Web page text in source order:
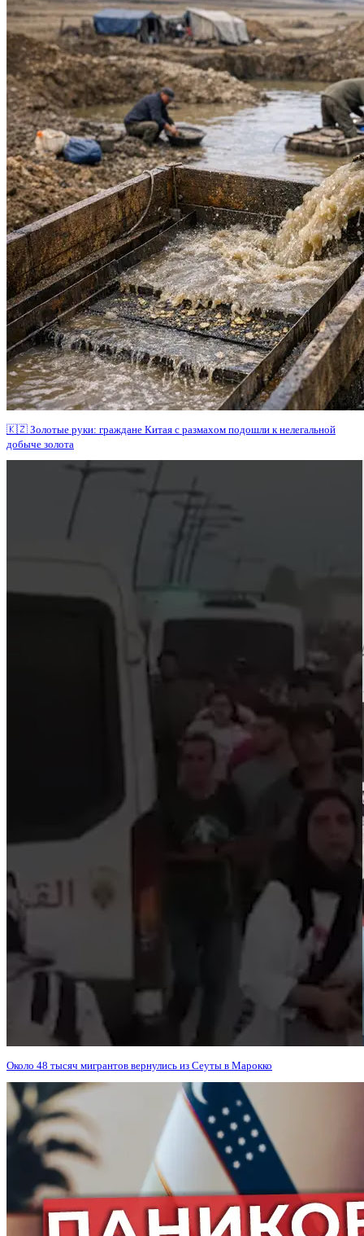
🇰🇿 Золотые руки: граждане Китая с размахом подошли к нелегальной
добыче золота
Около 48 тысяч мигрантов вернулись из Сеуты в Марокко